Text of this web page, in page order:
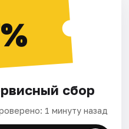
сбор
1 минуту назад